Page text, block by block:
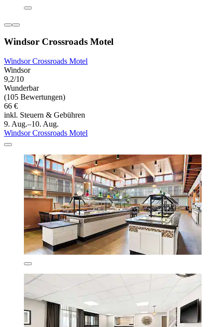
Windsor Crossroads Motel
Windsor Crossroads Motel
Windsor
9,2/10
Wunderbar
(105 Bewertungen)
66 €
inkl. Steuern & Gebühren
9. Aug.–10. Aug.
Windsor Crossroads Motel